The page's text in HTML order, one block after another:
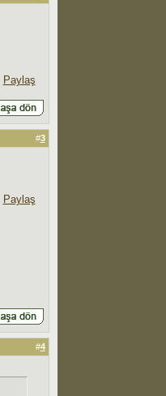
Paylaş
#3
Paylaş
#4